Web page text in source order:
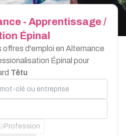
- Apprentissage /
Épinal
d'emploi en Alternance
Épinal pour
Têtu
ou entreprise
Profession